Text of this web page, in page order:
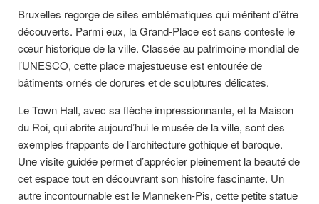
Bruxelles regorge de sites emblématiques qui méritent d’être
découverts. Parmi eux, la Grand-Place est sans conteste le
cœur historique de la ville. Classée au patrimoine mondial de
l’UNESCO, cette place majestueuse est entourée de
bâtiments ornés de dorures et de sculptures délicates.
Le Town Hall, avec sa flèche impressionnante, et la Maison
du Roi, qui abrite aujourd’hui le musée de la ville, sont des
exemples frappants de l’architecture gothique et baroque.
Une visite guidée permet d’apprécier pleinement la beauté de
cet espace tout en découvrant son histoire fascinante. Un
autre incontournable est le Manneken-Pis, cette petite statue